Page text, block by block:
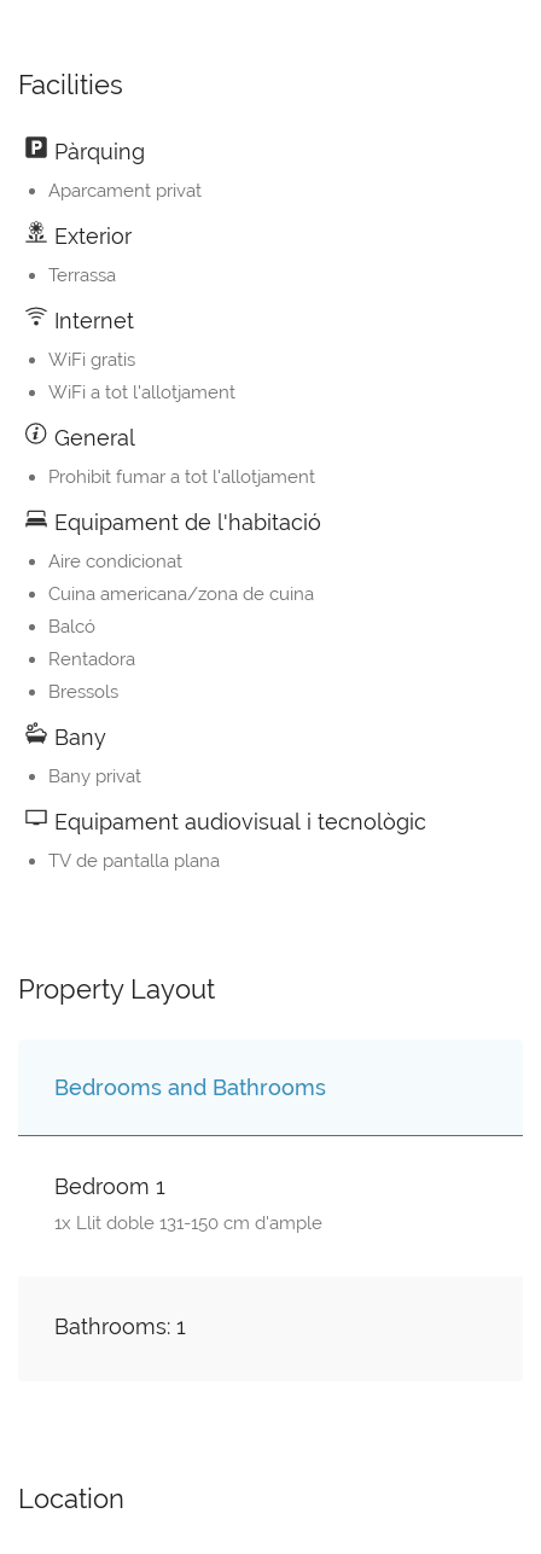
Facilities
Pàrquing
Aparcament privat
Exterior
Terrassa
Internet
WiFi gratis
WiFi a tot l'allotjament
General
Prohibit fumar a tot l'allotjament
Equipament de l'habitació
Aire condicionat
Cuina americana/zona de cuina
Balcó
Rentadora
Bressols
Bany
Bany privat
Equipament audiovisual i tecnològic
TV de pantalla plana
Property Layout
Bedrooms and Bathrooms
Bedroom 1
1x Llit doble 131-150 cm d'ample
Bathrooms: 1
Location